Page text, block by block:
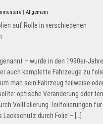
| Allgemein
– wurde in den 1990er-
auch komplette Fahrzeuge zu
man sein Fahrzeug teilweise
optische Veränderung oder
Vollfolierung Teilfolierungen
durch Folie – […]